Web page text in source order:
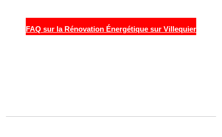
FAQ sur la Rénovation Énergétique sur Villequier